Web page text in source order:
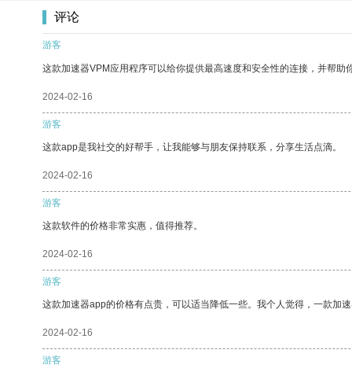
评论
游客
这款加速器VPM应用程序可以给你提供最高速度和安全性的连接，并帮助
2024-02-16
游客
这款app是我社交的好帮手，让我能够与朋友保持联系，分享生活点滴。
2024-02-16
游客
这款软件的价格非常实惠，值得推荐。
2024-02-16
游客
这款加速器app的价格有点贵，可以适当降低一些。我个人觉得，一款加
2024-02-16
游客